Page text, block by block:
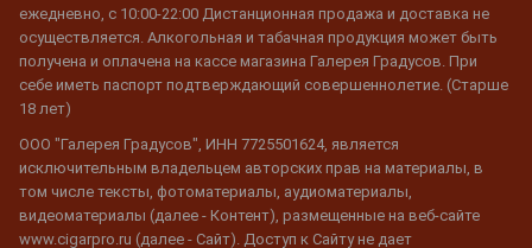
ежедневно, с 10:00-22:00 Дистанционная продажа и доставка не
осуществляется. Алкогольная и табачная продукция может быть
получена и оплачена на кассе магазина Галерея Градусов. При
себе иметь паспорт подтверждающий совершеннолетие. (Старше
18 лет)
ООО "Галерея Градусов", ИНН 7725501624, является
исключительным владельцем авторских прав на материалы, в
том числе тексты, фотоматериалы, аудиоматериалы,
видеоматериалы (далее - Контент), размещенные на веб-сайте
www.cigarpro.ru (далее - Сайт). Доступ к Сайту не дает